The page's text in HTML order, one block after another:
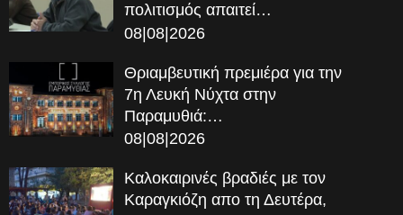
πολιτισμός απαιτεί…
08|08|2026
Θριαμβευτική πρεμιέρα για την
7η Λευκή Νύχτα στην
Παραμυθιά:…
08|08|2026
Καλοκαιρινές βραδιές με τον
Καραγκιόζη απο τη Δευτέρα,